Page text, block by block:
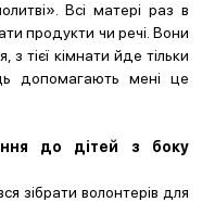
Всі матері раз в
продукти чи речі. Вони
тієї кімнати йде тільки
допомагають мені це
до дітей з боку
зібрати волонтерів для